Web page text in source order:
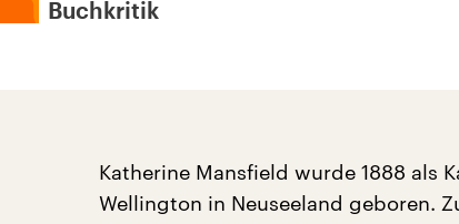
Buchkritik
Katherine Mansfield wurde 1888 als
Wellington in Neuseeland geboren.